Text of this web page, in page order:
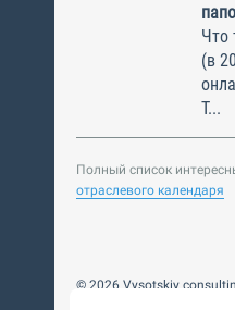
Что
(в
Т...
Полный список
отраслевого календаря
© 2026 Vysotskiy